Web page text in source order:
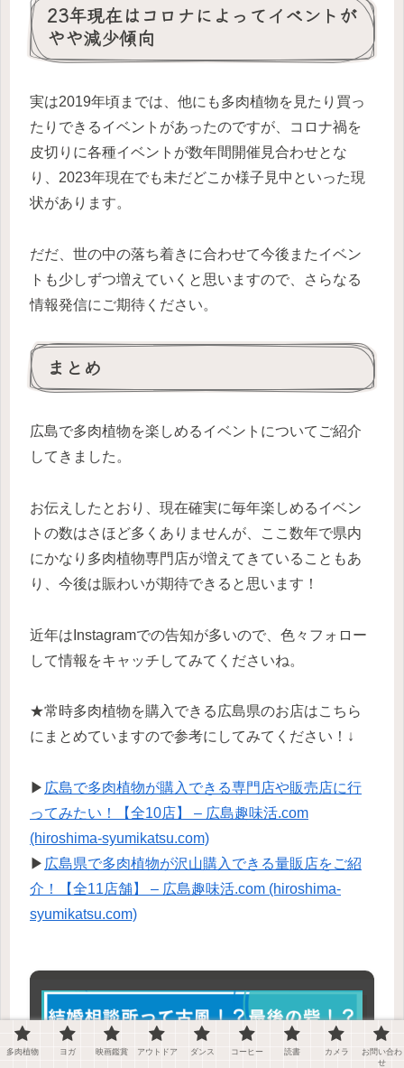
23年現在はコロナによってイベントが
やや減少傾向
実は2019年頃までは、他にも多肉植物を見たり買っ
たりできるイベントがあったのですが、コロナ禍を
皮切りに各種イベントが数年間開催見合わせとな
り、2023年現在でも未だどこか様子見中といった現
状があります。
だだ、世の中の落ち着きに合わせて今後またイベン
トも少しずつ増えていくと思いますので、さらなる
情報発信にご期待ください。
まとめ
広島で多肉植物を楽しめるイベントについてご紹介
してきました。
お伝えしたとおり、現在確実に毎年楽しめるイベン
トの数はさほど多くありませんが、ここ数年で県内
にかなり多肉植物専門店が増えてきていることもあ
り、今後は賑わいが期待できると思います！
近年はInstagramでの告知が多いので、色々フォロー
して情報をキャッチしてみてくださいね。
★常時多肉植物を購入できる広島県のお店はこちら
にまとめていますので参考にしてみてください！↓
▶ 広島で多肉植物が購入できる専門店や販売店に行
ってみたい！【全10店】 – 広島趣味活.com
(hiroshima-syumikatsu.com)
▶ 広島県で多肉植物が沢山購入できる量販店をご紹
介！【全11店舗】 – 広島趣味活.com (hiroshima-
syumikatsu.com)
多肉植物 ヨガ 映画鑑賞 アウトドア ダンス コーヒー 読書 カメラ
お問い合わ
せ